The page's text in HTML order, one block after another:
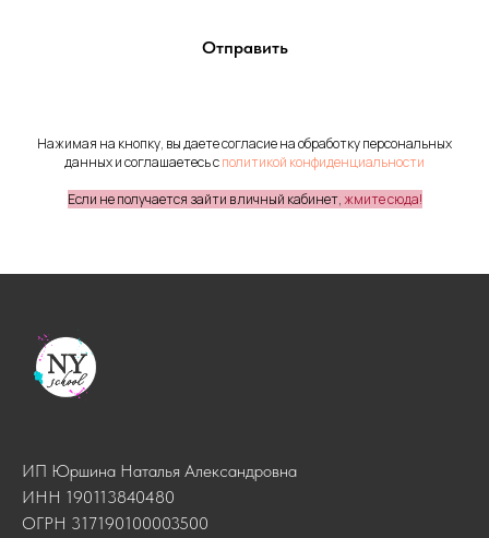
Отправить
Нажимая на кнопку, вы даете согласие на обработку персональных
данных и соглашаетесь cполитикой конфиденциальности
Если не получается зайти в личный кабинет,жмите сюда!
ИП Юршина Наталья Александровна
ИНН 190113840480
ОГРН 317190100003500